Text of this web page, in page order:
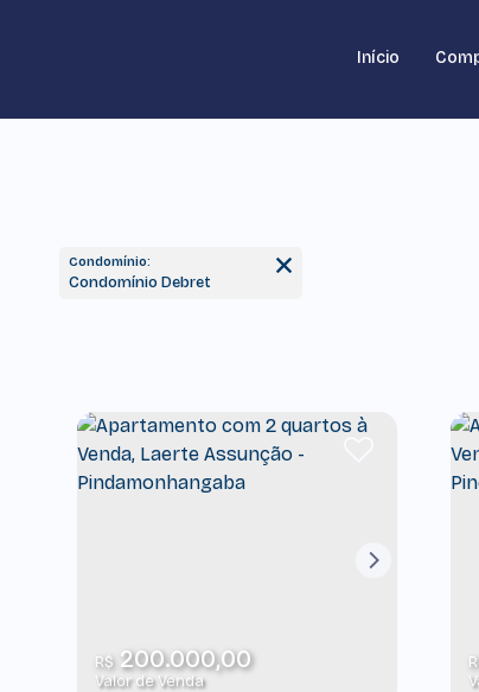
Início
Condomínio:
Condomínio Debret
R$200.000,00
Valor de Venda